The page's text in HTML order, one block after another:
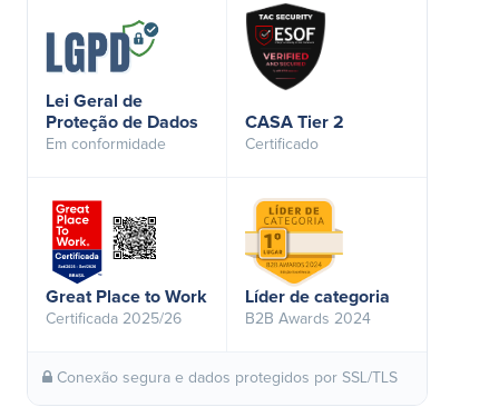
Lei Geral de
Proteção de Dados
Em conformidade
CASA Tier 2
Certificado
Great Place to Work
Certificada 2025/26
Líder de categoria
B2B Awards 2024
Conexão segura e dados protegidos por SSL/TLS